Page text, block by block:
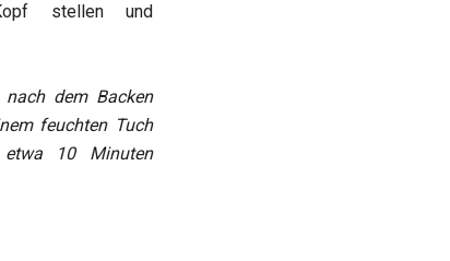
stellen und
dem Backen
feuchten Tuch
10 Minuten